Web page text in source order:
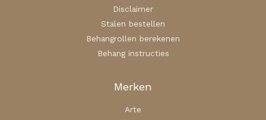
Disclaimer
Stalen bestellen
Behangrollen berekenen
Behang instructies
Merken
Arte